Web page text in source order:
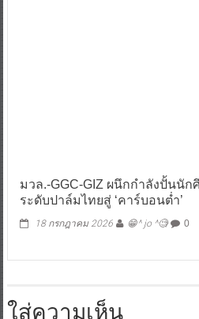
มวล.-GGC-GIZ ผนึกกำลังปั้นนัก
ระดับปาล์มไทยสู่ ‘คาร์บอนต่ำ’
18 กรกฎาคม 2026 😁^ jo ^🧐 0
ใส่ความเห็น